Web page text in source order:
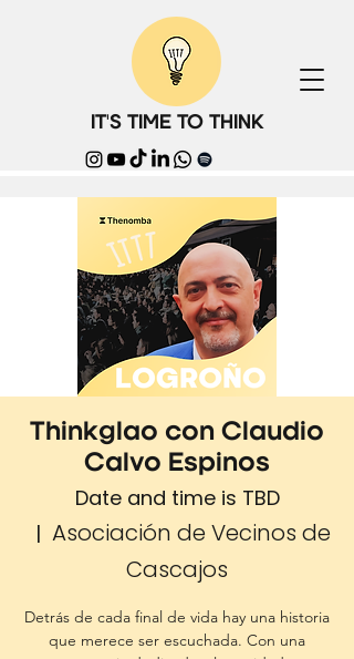
IT'S TIME TO THINK
Thinkglao con Claudio
Calvo Espinos
Date and time is TBD
  |
Asociación de Vecinos de
Cascajos
Detrás de cada final de vida hay una historia
que merece ser escuchada. Con una